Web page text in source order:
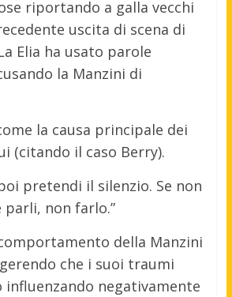
riportando a galla vecchi
uscita di scena di
Elia ha usato parole
la Manzini di
la causa principale dei
(citando il caso Berry).
pretendi il silenzio. Se non
parli, non farlo.”
della Manzini
che i suoi traumi
influenzando negativamente